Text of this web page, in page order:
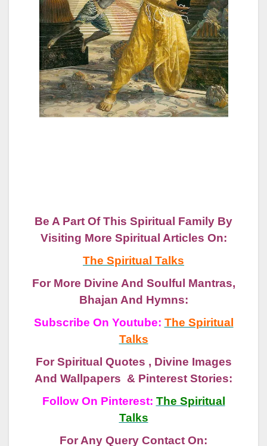
Be A Part Of This Spiritual Family By
Visiting More Spiritual Articles On:
The Spiritual Talks
For More Divine And Soulful Mantras,
Bhajan And Hymns:
Subscribe On Youtube: The Spiritual
Talks
For Spiritual Quotes , Divine Images
And Wallpapers & Pinterest Stories:
Follow On Pinterest: The Spiritual
Talks
For Any Query Contact On: